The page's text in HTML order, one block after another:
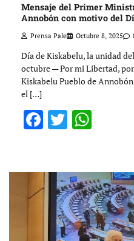
Mensaje del Primer
Annobón con motivo del
Prensa Pale Octubre 8, 2025
Día de Kiskabelu, la unidad
octubre — Por mi Libertad,
Kiskabelu Pueblo de
el […]
Facebook
Twitter